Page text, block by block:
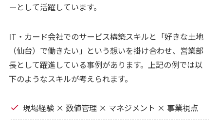
ーとして活躍しています。
IT・カード会社でのサービス構築スキルと「好きな土地
（仙台）で働きたい」という想いを掛け合わせ、営業部
長として躍進している事例があります。上記の例では以
下のようなスキルが考えられます。
現場経験 × 数値管理 × マネジメント × 事業視点